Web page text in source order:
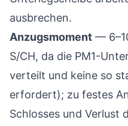
ausbrechen.
Anzugsmoment —
S/CH, da die PM1-
verteilt und keine so
erfordert); zu festes
Schlosses und Verlust